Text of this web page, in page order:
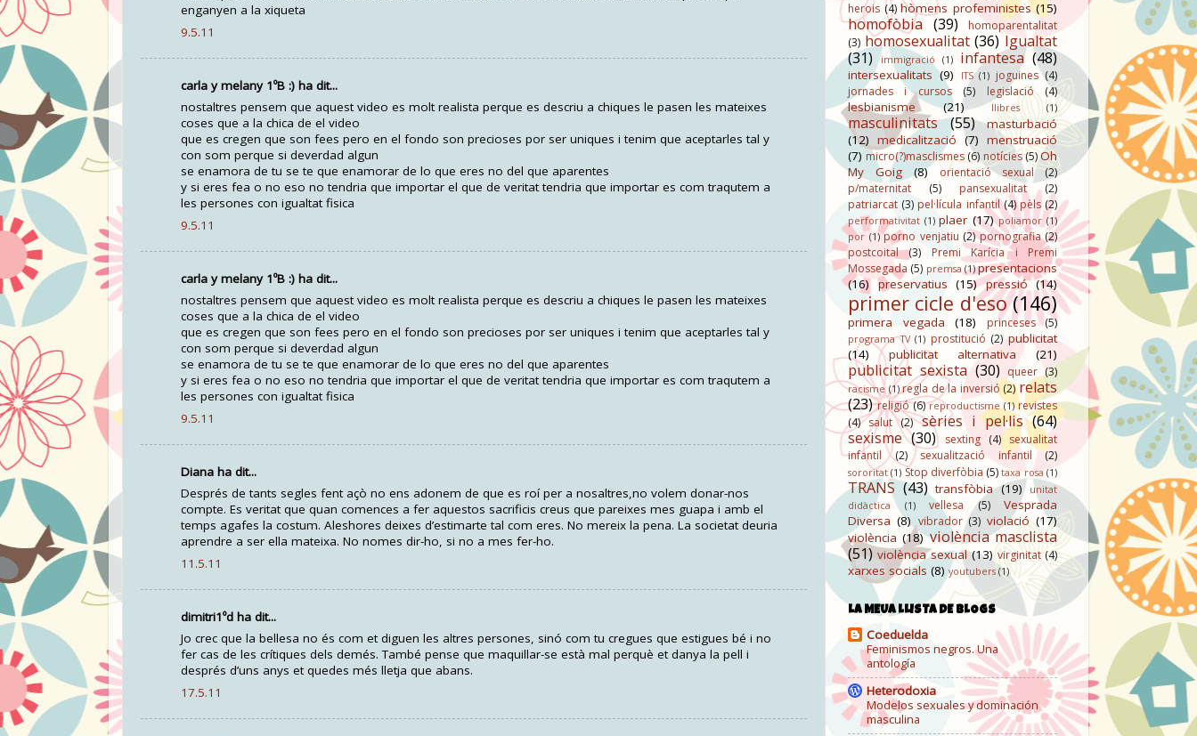
enganyen a la xiqueta
9.5.11
carla y melany 1ºB :) ha dit...
nostaltres pensem que aquest video es molt realista perque es descriu a chiques le pasen les mateixes
coses que a la chica de el video
que es cregen que son fees pero en el fondo son precioses por ser uniques i tenim que aceptarles tal y
con som perque si deverdad algun
se enamora de tu se te que enamorar de lo que eres no del que aparentes
y si eres fea o no eso no tendria que importar el que de veritat tendria que importar es com traqutem a
les persones con igualtat fisica
9.5.11
carla y melany 1ºB :) ha dit...
nostaltres pensem que aquest video es molt realista perque es descriu a chiques le pasen les mateixes
coses que a la chica de el video
que es cregen que son fees pero en el fondo son precioses por ser uniques i tenim que aceptarles tal y
con som perque si deverdad algun
se enamora de tu se te que enamorar de lo que eres no del que aparentes
y si eres fea o no eso no tendria que importar el que de veritat tendria que importar es com traqutem a
les persones con igualtat fisica
9.5.11
Diana ha dit...
Després de tants segles fent açò no ens adonem de que es roí per a nosaltres,no volem donar-nos
compte. Es veritat que quan comences a fer aquestos sacrificis creus que pareixes mes guapa i amb el
temps agafes la costum. Aleshores deixes d’estimarte tal com eres. No mereix la pena. La societat deuria
aprendre a ser ella mateixa. No nomes dir-ho, si no a mes fer-ho.
11.5.11
dimitri1ºd ha dit...
Jo crec que la bellesa no és com et diguen les altres persones, sinó com tu cregues que estigues bé i no
fer cas de les crítiques dels demés. També pense que maquillar-se està mal perquè et danya la pell i
després d’uns anys et quedes més lletja que abans.
17.5.11
herois (4) hòmens profeministes (15)
homofòbia (39)
homoparentalitat
(3) homosexualitat (36) Igualtat
(31)
immigració (1) infantesa (48)
intersexualitats (9) ITS (1) joguines (4)
jornades i cursos
(5) legislació (4)
lesbianisme (21) llibres (1)
masculinitats (55)
masturbació
(12) medicalització (7) menstruació
(7) micro(?)masclismes (6) notícies(5)Oh
My Goig
(8) orientació sexual
(2)
p/maternitat
(5) pansexualitat
(2)
patriarcat (3) pel·lícula infantil (4) pèls (2)
performativitat (1) plaer (17) poliamor (1)
por (1) porno venjatiu (2) pornografia (2)
postcoital
(3)
Premi Karícia i Premi
Mossegada (5) premsa (1) presentacions
(16) preservatius (15) pressió (14)
primer cicle d'eso (146)
primera vegada (18) princeses (5)
programa TV (1) prostitució (2) publicitat
(14)
publicitat alternativa (21)
publicitat sexista (30) queer (3)
racisme (1) regla de la inversió (2) relats
(23) religió (6) reproductisme (1) revistes
(4) salut (2) sèries i pel·lis (64)
sexisme (30) sexting (4) sexualitat
infantil
(2) sexualització infantil (2)
sororitat (1) Stop diverfòbia (5) taxa rosa (1)
TRANS (43) transfòbia (19)
unitat
didàctica
(1) vellesa (5)
Vesprada
Diversa (8) vibrador (3) violació (17)
violència (18) violència masclista
(51) violència sexual (13) virginitat (4)
xarxes socials (8) youtubers (1)
LA MEUA LLISTA DE BLOGS
Coeduelda
Feminismos negros. Una
antología
Heterodoxia
Modelos sexuales y dominación
masculina